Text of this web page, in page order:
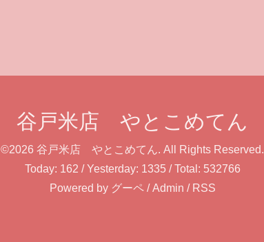
谷戸米店 やとこめてん
©2026 谷戸米店 やとこめてん. All Rights Reserved.
Today: 162 / Yesterday: 1335/ Total: 532766
Powered by グーペ/Admin / RSS